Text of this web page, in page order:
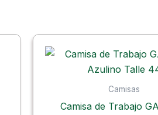
Camisas
Camisa de Trabajo